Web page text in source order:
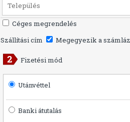
Céges megrendelés
Szállítási cím
Megegyezik a
Fizetési mód
Utánvéttel
Banki átutalás